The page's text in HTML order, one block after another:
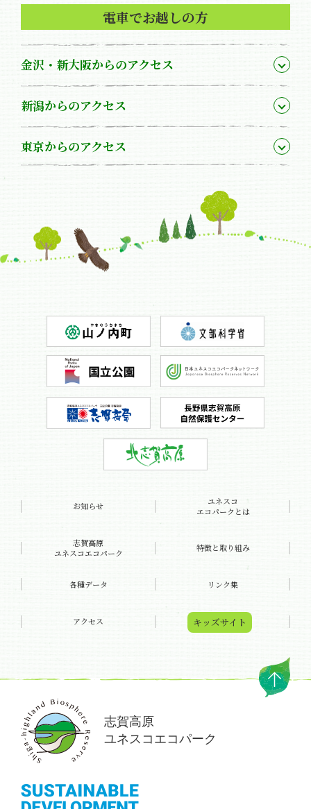
電車でお越しの方
金沢・新大阪からのアクセス
新潟からのアクセス
東京からのアクセス
お知らせ
ユネスコ
エコパークとは
志賀高原
ユネスコエコパーク
特徴と取り組み
各種データ リンク集
アクセス キッズサイト
志賀高原
ユネスコエコパーク